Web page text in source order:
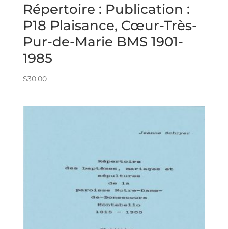
Répertoire : Publication :
P18 Plaisance, Cœur-Très-
Pur-de-Marie BMS 1901-
1985
$30.00